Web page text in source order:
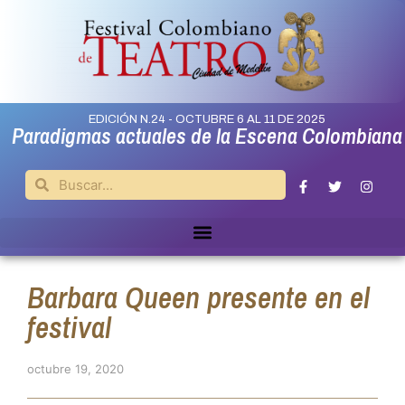
EDICIÓN N.24 - OCTUBRE 6 AL 11 DE 2025
Paradigmas actuales de la Escena Colombiana
Barbara Queen presente en el
festival
octubre 19, 2020